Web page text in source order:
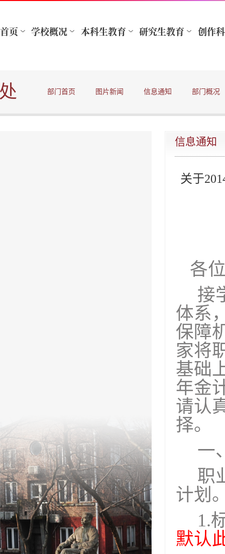
部门首页 图片新闻 信息通知 部门概况
信息通知
关于
各
接
体系
保障
家将
基础
年金
请认
择。
一
职
计划
1.
默认